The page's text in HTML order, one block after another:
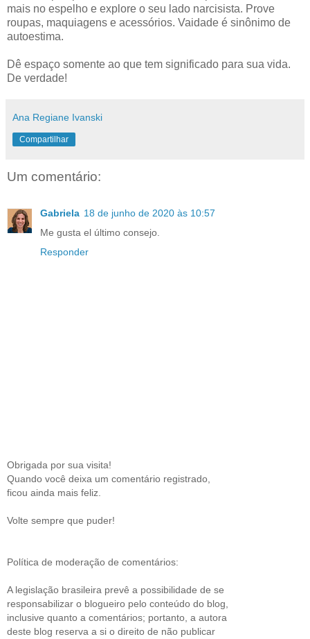
mais no espelho e explore o seu lado narcisista. Prove
roupas, maquiagens e acessórios. Vaidade é sinônimo de
autoestima.
Dê espaço somente ao que tem significado para sua vida.
De verdade!
Ana Regiane Ivanski
Compartilhar
Um comentário:
Gabriela 18 de junho de 2020 às 10:57
Me gusta el último consejo.
Responder
Obrigada por sua visita!
Quando você deixa um comentário registrado,
ficou ainda mais feliz.
Volte sempre que puder!
Política de moderação de comentários:
A legislação brasileira prevê a possibilidade de se
responsabilizar o blogueiro pelo conteúdo do blog,
inclusive quanto a comentários; portanto, a autora
deste blog reserva a si o direito de não publicar